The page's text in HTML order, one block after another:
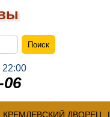
22:00
06
КРЕМЛЕВСКИЙ ДВОРЕЦ